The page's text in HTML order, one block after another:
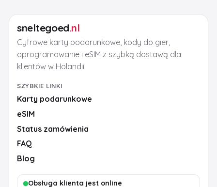
sneltegoed.nl
Cyfrowe karty podarunkowe, kody do gier,
oprogramowanie i eSIM z szybką dostawą dla
klientów w Holandii.
SZYBKIE LINKI
Karty podarunkowe
eSIM
Status zamówienia
FAQ
Blog
Obsługa klienta jest online